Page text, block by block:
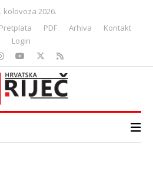
kolovoza 2026.
Pretplata PDF Arhiva
Kontakt
Login